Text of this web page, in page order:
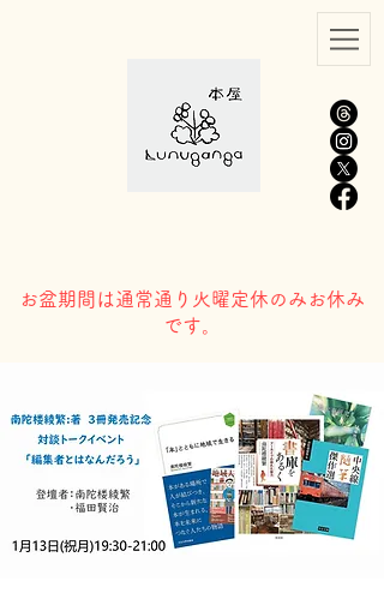
​お盆期間は通常通り火曜定休のみお休み
です。